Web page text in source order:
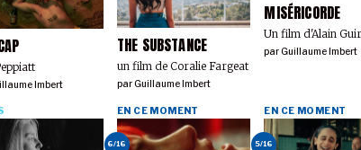
Imbert
THE SUBSTANCE
un film de Coralie Fargeat
parGuillaume Imbert
MISÉRICORDE
Un film d'Alain
parGuillaume Imbert
6/16
EN CE MOMENT
5/16
EN CE MOMENT